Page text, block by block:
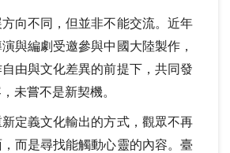
向不同，但並非不能交流。近年
與編劇受邀參與中國大陸製作，
由與文化差異的前提下，共同發
未嘗不是新契機。
定義文化輸出的方式，觀眾不再
而是尋找能觸動心靈的內容。臺